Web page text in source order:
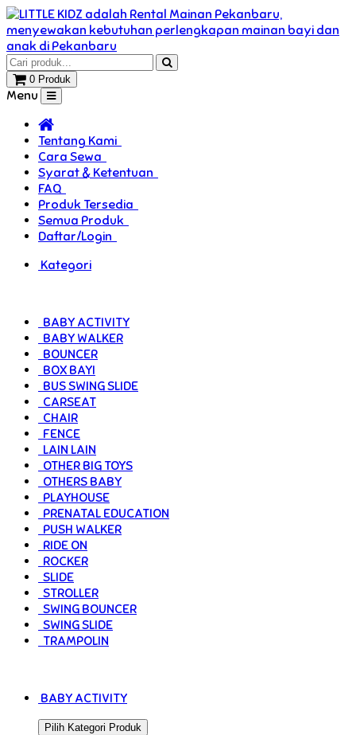
0 Produk
Menu
Tentang Kami
Cara Sewa
Syarat & Ketentuan
FAQ
Produk Tersedia
Semua Produk
Daftar/Login
Kategori
BABY ACTIVITY
BABY WALKER
BOUNCER
BOX BAYI
BUS SWING SLIDE
CARSEAT
CHAIR
FENCE
LAIN LAIN
OTHER BIG TOYS
OTHERS BABY
PLAYHOUSE
PRENATAL EDUCATION
PUSH WALKER
RIDE ON
ROCKER
SLIDE
STROLLER
SWING BOUNCER
SWING SLIDE
TRAMPOLIN
BABY ACTIVITY
Pilih Kategori Produk